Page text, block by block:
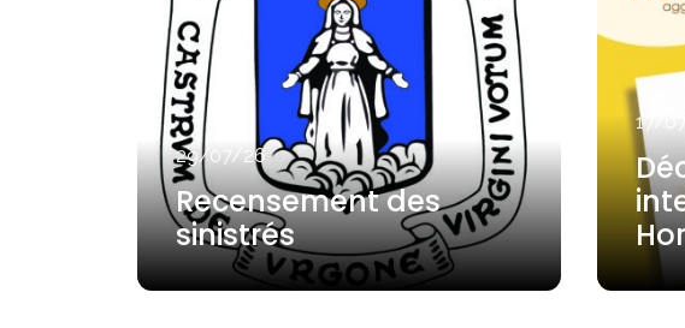
29/07/26
Recensement des
sinistrés
17/